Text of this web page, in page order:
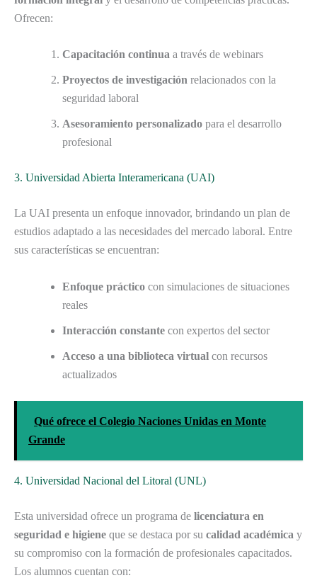
Ofrecen:
Capacitación continua a través de webinars
Proyectos de investigación relacionados con la
seguridad laboral
Asesoramiento personalizado para el desarrollo
profesional
3. Universidad Abierta Interamericana (UAI)
La UAI presenta un enfoque innovador, brindando un plan de
estudios adaptado a las necesidades del mercado laboral. Entre
sus características se encuentran:
Enfoque práctico con simulaciones de situaciones
reales
Interacción constante con expertos del sector
Acceso a una biblioteca virtual con recursos
actualizados
Qué ofrece el Colegio Naciones Unidas en Monte
Grande
4. Universidad Nacional del Litoral (UNL)
Esta universidad ofrece un programa de licenciatura en
seguridad e higiene que se destaca por su calidad académica y
su compromiso con la formación de profesionales capacitados.
Los alumnos cuentan con: